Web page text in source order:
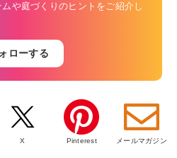
や庭づくりのヒントをご紹介し
ローする
X Pinterest メールマガジン